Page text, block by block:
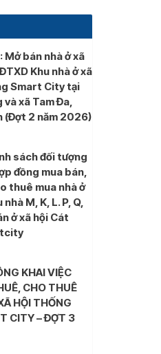
Mở bán nhà ở xã
Khu nhà ở xã
Smart City tại
và xã Tam Đa,
(Đợt 2 năm 2026)
sách đối tượng
đồng mua bán,
thuê mua nhà ở
M, K, L. P, Q,
ở xã hội Cát
KHAI VIỆC
CHO THUÊ
HỘI THỐNG
CITY – ĐỢT 3